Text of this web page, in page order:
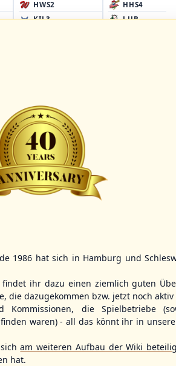
HWS2
KIL3
HHS4
LUB
vs. Lithuania
European
B Pool 2026 - Group
WBSC Europe
11:30 Uhr(€)
Slovakia vs.
U-23 Baseball
Championship B
Spain
1986 hat sich in Hamburg und
findet ihr dazu einen ziemlich guten
die dazugekommen bzw. jetzt noch aktiv
Kommissionen, die Spielbetriebe
waren) - all das könnt ihr in
sicham weiteren Aufbau der Wiki
hat.